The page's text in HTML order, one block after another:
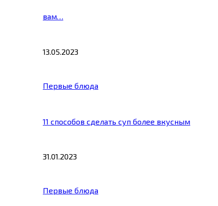
вам…
13.05.2023
Первые блюда
11 способов сделать суп более вкусным
31.01.2023
Первые блюда